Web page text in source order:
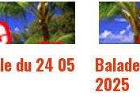
du 24 05
2025